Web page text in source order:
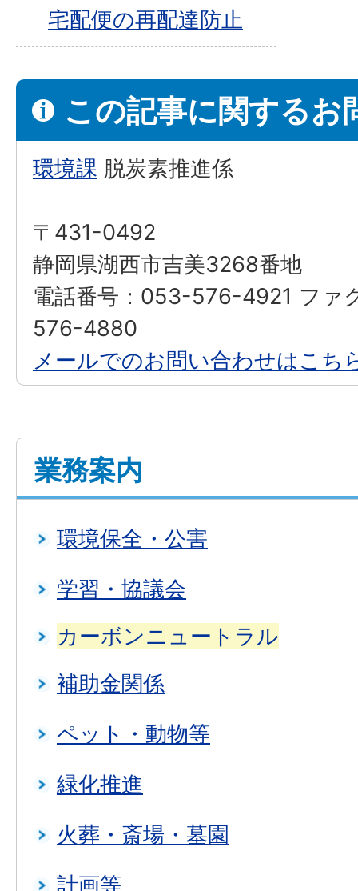
宅配便の再配達防止
この記事に関するお
環境課 脱炭素推進係
〒431-0492
静岡県湖西市吉美3268番地
電話番号：053-576-4921 ファ
576-4880
メールでのお問い合わせはこち
業務案内
環境保全・公害
学習・協議会
カーボンニュートラル
補助金関係
ペット・動物等
緑化推進
火葬・斎場・墓園
計画等